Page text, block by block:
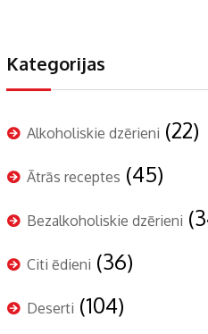
Kategorijas
Alkoholiskie dzērieni (22)
Ātrās receptes (45)
Bezalkoholiskie dzērieni
Citi ēdieni (36)
Deserti (104)